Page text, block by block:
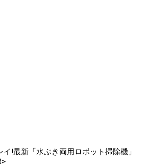
!最新「水ぶき両用ロボット掃除機」